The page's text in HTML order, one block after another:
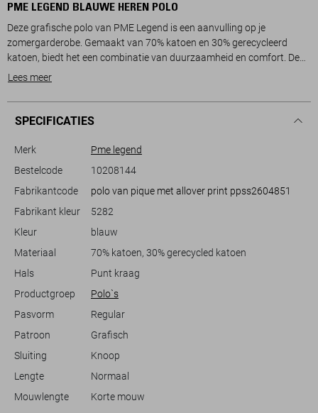
PME LEGEND BLAUWE HEREN POLO
Deze grafische polo van PME Legend is een aanvulling op je
zomergarderobe. Gemaakt van 70% katoen en 30% gerecycleerd
katoen, biedt het een combinatie van duurzaamheid en comfort. De
regular fit geeft een ontspannen gevoel zonder in te boeten aan stijl.
onderscheidende flair toe aan dit kledingstuk. Met een klassieke
puntkraag en knoopsluiting is de polo zowel praktisch als modieus.
Perfect voor casual gelegenheden, deze PME Legend polo laat zich
wandeling maakt in het park, een avond met vrienden doorbrengt of
een informele zakelijke bijeenkomst bijwoont, deze polo zorgt altijd
voor een zelfverzekerde look. De korte mouwen en de normale lengte
het gemak en de veelzijdigheid van dit stijlvolle kledingstuk dat je
moeiteloos kunt matchen met de rest van je garderobe.
Lees meer
SPECIFICATIES
Merk
Pme legend
Bestelcode
10208144
Fabrikantcode
polo van pique met allover print ppss2604851
Fabrikant kleur
5282
Kleur
blauw
Materiaal
70% katoen, 30% gerecycled katoen
Hals
Punt kraag
Productgroep
Polo`s
Pasvorm
Regular
Patroon
Grafisch
Sluiting
Knoop
Lengte
Normaal
Mouwlengte
Korte mouw